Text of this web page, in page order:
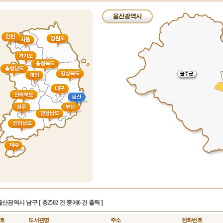
산광역시 남구 [ 총2502 건 중에6 건 출력 ]
도서관명 주소 전화번호